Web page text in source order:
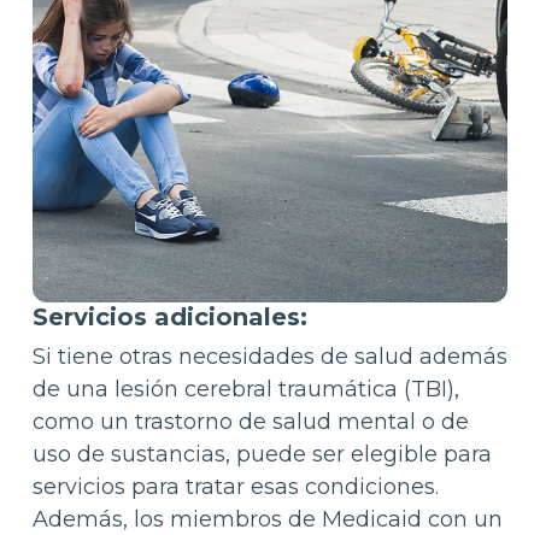
Servicios adicionales:
Si tiene otras necesidades de salud además
de una lesión cerebral traumática (TBI),
como un trastorno de salud mental o de
uso de sustancias, puede ser elegible para
servicios para tratar esas condiciones.
Además, los miembros de Medicaid con un